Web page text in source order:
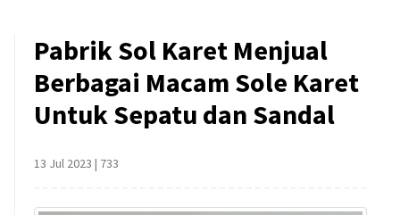
Pabrik Sol Karet Menjual
Berbagai Macam Sole Karet
Untuk Sepatu dan Sandal
13 Jul 2023 | 733